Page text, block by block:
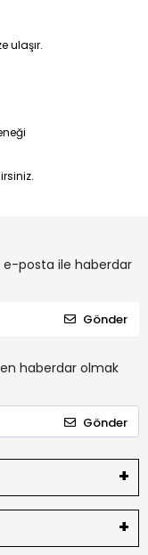
ulaşır.
e-posta ile haberdar
Gönder
haberdar olmak
Gönder